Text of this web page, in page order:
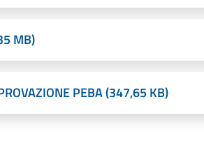
MB)
PEBA (347,65 KB)